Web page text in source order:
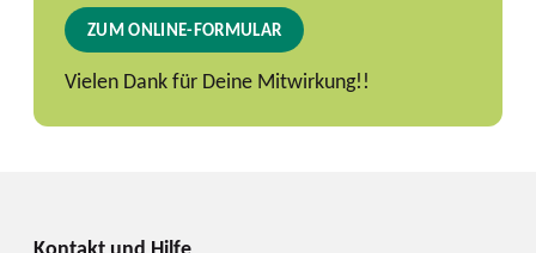
ZUM ONLINE-FORMULAR
Vielen Dank für Deine Mitwirkung!!